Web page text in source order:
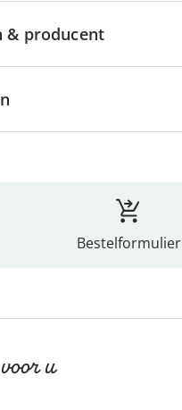
& producent
Bestelformulier
u